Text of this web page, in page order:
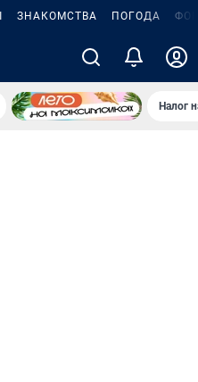
ЗНАКОМСТВА ПОГОДА
Налог